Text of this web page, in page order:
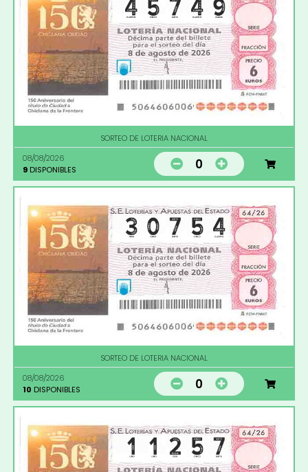
SORTEO DE LOTERIA NACIONAL
08/08/2026
9 DISPONIBLES 0
SORTEO DE LOTERIA NACIONAL
08/08/2026
10 DISPONIBLES 0